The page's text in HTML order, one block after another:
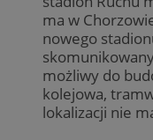
ma w
nowego
możliwy do
kolejowa,
lokalizacji nie